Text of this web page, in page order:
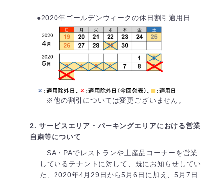
●2020年ゴールデンウィークの休日割引適用日
※他の割引については変更ございません。
2. サービスエリア・パーキングエリアにおける営業
自粛等について
SA・PAでレストランや土産品コーナーを営業
しているテナントに対して、既にお知らせしてい
た、2020年4月29日から5月6日に加え、5月7日